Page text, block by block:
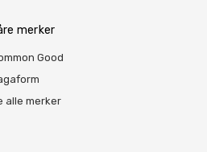
merker
Good
alle merker